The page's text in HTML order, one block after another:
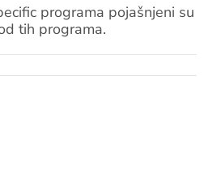
programa pojašnjeni su
tih programa.